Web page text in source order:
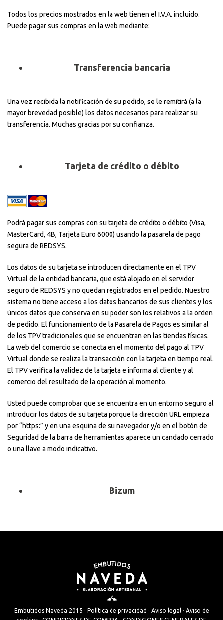
Todos los precios mostrados en la web tienen el I.V.A. incluido.
Puede pagar sus compras en la web mediante:
Transferencia bancaria
Una vez recibida la notificación de su pedido, se le remitirá (a la
mayor brevedad posible) los datos necesarios para realizar su
transferencia. Muchas gracias por su confianza.
Tarjeta de crédito o débito
Podrá pagar sus compras con su tarjeta de crédito o débito (Visa,
MasterCard, 4B, Tarjeta Euro 6000) usando la pasarela de pago
segura de REDSYS.
Los datos de su tarjeta se introducen directamente en el TPV
Virtual de la entidad bancaria, que está alojado en el servidor
seguro de REDSYS y no quedan registrados en el pedido. Nuestro
sistema no tiene acceso a los datos bancarios de sus clientes y los
únicos datos que conserva en su poder son los relativos a la orden
de pedido. El funcionamiento de la Pasarela de Pagos es similar al
de los TPV tradicionales que se encuentran en las tiendas físicas.
La web del comercio se conecta en el momento del pago al TPV
Virtual donde se realiza la transacción con la tarjeta en tiempo real.
El TPV verifica la validez de la tarjeta e informa al cliente y al
comercio del resultado de la operación al momento.
Usted puede comprobar que se encuentra en un entorno seguro al
introducir los datos de su tarjeta porque la dirección URL empieza
por “https:” y en una esquina de su navegador y/o en el botón de
Seguridad de la barra de herramientas aparece un candado cerrado
o una llave a modo indicativo.
Bizum
Embutidos Naveda 2015 · Política de privacidad · Aviso legal· Aviso de